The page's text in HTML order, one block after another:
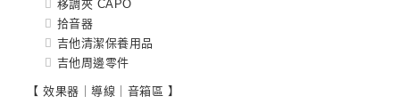
移調夾 CAPO
拾音器
吉他清潔保養用品
吉他周邊零件
【 效果器｜導線｜音箱區 】